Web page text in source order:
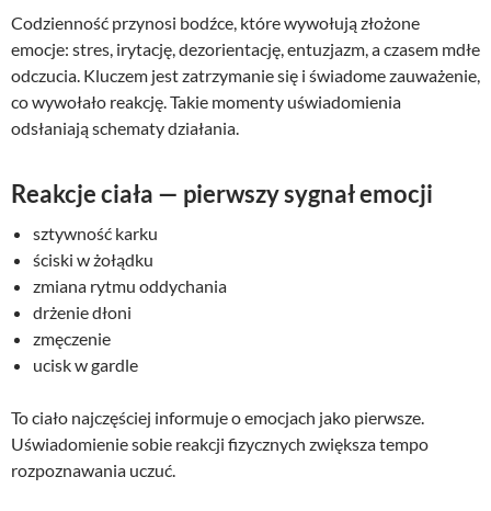
Codzienność przynosi bodźce, które wywołują złożone
emocje: stres, irytację, dezorientację, entuzjazm, a czasem mdłe
odczucia. Kluczem jest zatrzymanie się i świadome zauważenie,
co wywołało reakcję. Takie momenty uświadomienia
odsłaniają schematy działania.
Reakcje ciała — pierwszy sygnał emocji
sztywność karku
ściski w żołądku
zmiana rytmu oddychania
drżenie dłoni
zmęczenie
ucisk w gardle
To ciało najczęściej informuje o emocjach jako pierwsze.
Uświadomienie sobie reakcji fizycznych zwiększa tempo
rozpoznawania uczuć.